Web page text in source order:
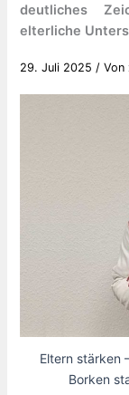
deutliches
elterliche
29. Juli 2025 / Von
Eltern stärken
Borken